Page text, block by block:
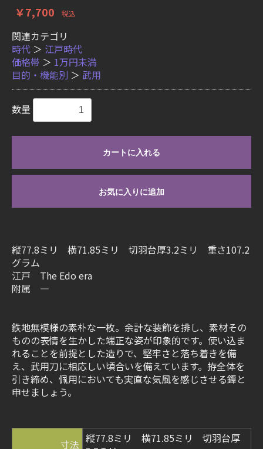
￥7,700 税込
関連カテゴリ
時代 ＞ 江戸時代
価格帯 ＞ 1万円未満
目的・機能別 ＞ 武用
数量
カートに入れる
お気に入りに追加
縦77.8ミリ 横71.85ミリ 切羽台厚3.2ミリ 重さ107.2
グラム
江戸 The Edo era
附属 ―
鉄地無模様の素朴な一枚。余計な装飾を排し、素材その
ものの表情を生かした端正な姿が印象的です。使い込ま
れることを前提とした造りで、堅牢さと落ち着きを備
え、武用刀に相応しい頃合いを備えています。拵全体を
引き締め、佩用においても実直な気風を感じさせる鐔と
申せましょう。
寸法 縦77.8ミリ 横71.85ミリ 切羽台厚